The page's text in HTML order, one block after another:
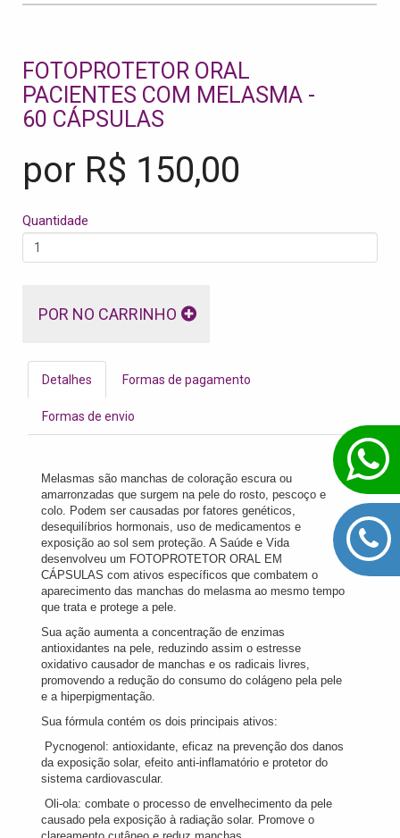
FOTOPROTETOR ORAL
PACIENTES COM MELASMA -
60 CÁPSULAS
por R$ 150,00
Quantidade
POR NO CARRINHO
Detalhes Formas de pagamento
Formas de envio
Melasmas são manchas de coloração escura ou
amarronzadas que surgem na pele do rosto, pescoço e
colo. Podem ser causadas por fatores genéticos,
desequilíbrios hormonais, uso de medicamentos e
exposição ao sol sem proteção. A Saúde e Vida
desenvolveu um FOTOPROTETOR ORAL EM
CÁPSULAS com ativos específicos que combatem o
aparecimento das manchas do melasma ao mesmo tempo
que trata e protege a pele.
Sua ação aumenta a concentração de enzimas
antioxidantes na pele, reduzindo assim o estresse
oxidativo causador de manchas e os radicais livres,
promovendo a redução do consumo do colágeno pela pele
e a hiperpigmentação.
Sua fórmula contém os dois principais ativos:
 Pycnogenol: antioxidante, eficaz na prevenção dos danos
da exposição solar, efeito anti-inflamatório e protetor do
sistema cardiovascular.
 Oli-ola: combate o processo de envelhecimento da pele
causado pela exposição à radiação solar. Promove o